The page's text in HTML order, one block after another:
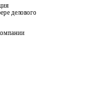
делового